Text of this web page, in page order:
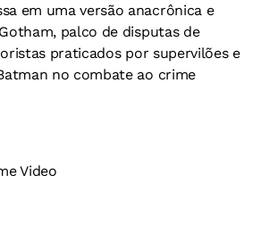
em uma versão anacrônica e
palco de disputas de
praticados por supervilões e
no combate ao crime
Video